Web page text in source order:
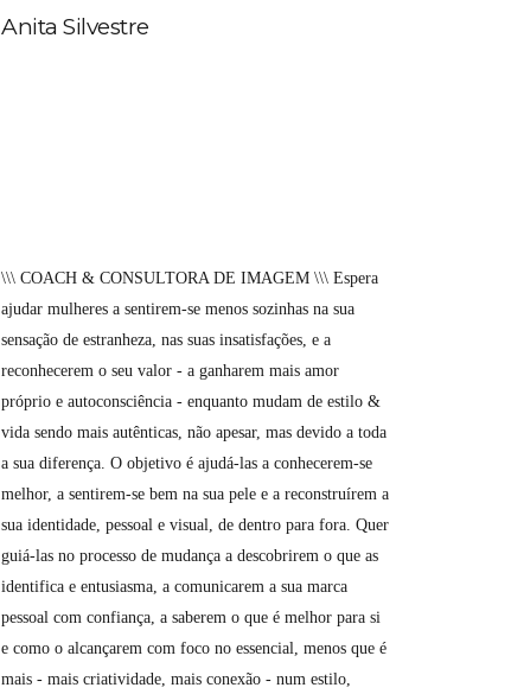
Anita Silvestre
\\\ COACH & CONSULTORA DE IMAGEM \\\ Espera
ajudar mulheres a sentirem-se menos sozinhas na sua
sensação de estranheza, nas suas insatisfações, e a
reconhecerem o seu valor - a ganharem mais amor
próprio e autoconsciência - enquanto mudam de estilo &
vida sendo mais autênticas, não apesar, mas devido a toda
a sua diferença. O objetivo é ajudá-las a conhecerem-se
melhor, a sentirem-se bem na sua pele e a reconstruírem a
sua identidade, pessoal e visual, de dentro para fora. Quer
guiá-las no processo de mudança a descobrirem o que as
identifica e entusiasma, a comunicarem a sua marca
pessoal com confiança, a saberem o que é melhor para si
e como o alcançarem com foco no essencial, menos que é
mais - mais criatividade, mais conexão - num estilo,